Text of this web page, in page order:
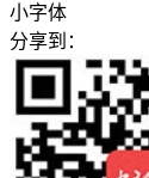
小字体
分享到：